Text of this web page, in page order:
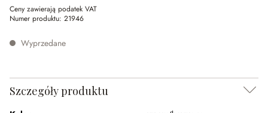
Ceny zawierają podatek VAT
Numer produktu: 21946
Wyprzedane
Szczegóły produktu